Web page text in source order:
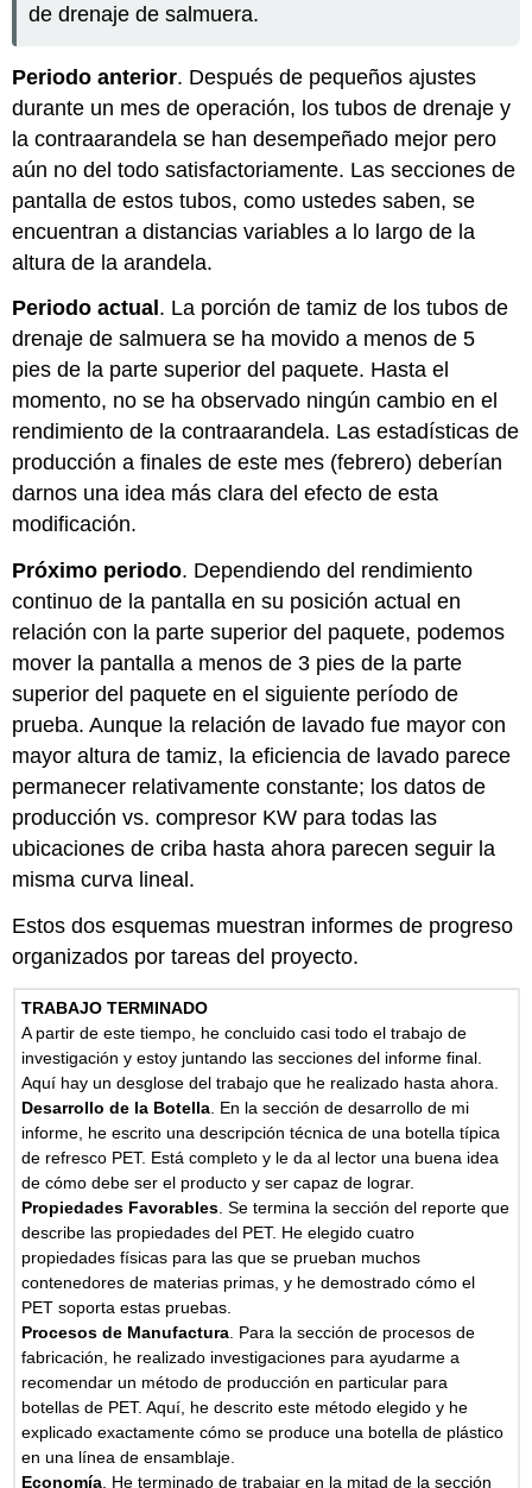
de drenaje de salmuera.
Periodo anterior. Después de pequeños ajustes
durante un mes de operación, los tubos de drenaje y
la contraarandela se han desempeñado mejor pero
aún no del todo satisfactoriamente. Las secciones de
pantalla de estos tubos, como ustedes saben, se
encuentran a distancias variables a lo largo de la
altura de la arandela.
Periodo actual . La porción de tamiz de los tubos de
drenaje de salmuera se ha movido a menos de 5
pies de la parte superior del paquete. Hasta el
momento, no se ha observado ningún cambio en el
rendimiento de la contraarandela. Las estadísticas de
producción a finales de este mes (febrero) deberían
darnos una idea más clara del efecto de esta
modificación.
Próximo periodo. Dependiendo del rendimiento
continuo de la pantalla en su posición actual en
relación con la parte superior del paquete, podemos
mover la pantalla a menos de 3 pies de la parte
superior del paquete en el siguiente período de
prueba. Aunque la relación de lavado fue mayor con
mayor altura de tamiz, la eficiencia de lavado parece
permanecer relativamente constante; los datos de
producción vs. compresor KW para todas las
ubicaciones de criba hasta ahora parecen seguir la
misma curva lineal.
Estos dos esquemas muestran informes de progreso
organizados por tareas del proyecto.
TRABAJO TERMINADO
A partir de este tiempo, he concluido casi todo el trabajo de
investigación y estoy juntando las secciones del informe final.
Aquí hay un desglose del trabajo que he realizado hasta ahora.
Desarrollo de la Botella. En la sección de desarrollo de mi
informe, he escrito una descripción técnica de una botella típica
de refresco PET. Está completo y le da al lector una buena idea
de cómo debe ser el producto y ser capaz de lograr.
Propiedades Favorables. Se termina la sección del reporte que
describe las propiedades del PET. He elegido cuatro
propiedades físicas para las que se prueban muchos
contenedores de materias primas, y he demostrado cómo el
PET soporta estas pruebas.
Procesos de Manufactura. Para la sección de procesos de
fabricación, he realizado investigaciones para ayudarme a
recomendar un método de producción en particular para
botellas de PET. Aquí, he descrito este método elegido y he
explicado exactamente cómo se produce una botella de plástico
en una línea de ensamblaje.
Economía. He terminado de trabajar en la mitad de la sección